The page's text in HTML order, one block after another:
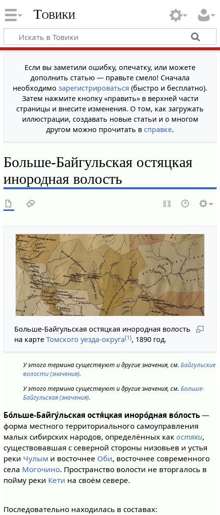
Товики
Если вы заметили ошибку, опечатку, или можете
дополнить статью — правьте смело! Сначала
необходимо зарегистрироваться (быстро и бесплатно).
Затем нажмите кнопку «править» в верхней части
страницы и внесите изменения. О том, как загружать
иллюстрации, создавать новые статьи и о многом
другом можно прочитать в справке.
Больше-Байгульская остяцкая
инородная волость
Больше-Байгульская остяцкая инородная волость
на картеТомского уезда-округа[1], 1890 год.
У этого термина существуют и другие значения, см. Байгульские
волости (значения).
У этого термина существуют и другие значения, см. Больше-
Байгульская (значения).
Бо́льше-Байгу́льская остя́цкая иноро́дная во́лость—
форма местного территориального самоуправления
малых сибирских народов, определённых как остяки,
существовавшая с северной стороны низовьев и устья
реки Чулым и восточнее Оби, восточнее современного
села Могочино. Пространство волости не вторгалось в
пойму реки Кети на своём севере.
Последовательно находилась в составах: